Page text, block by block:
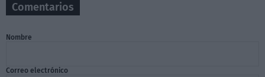
Comentarios
Nombre
Correo electrónico